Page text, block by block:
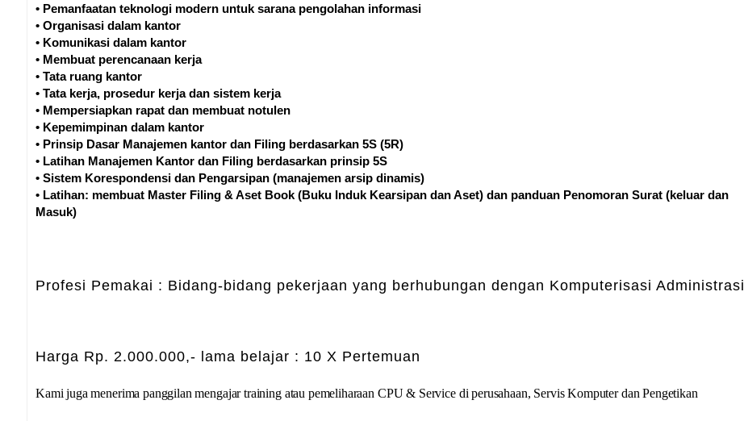
• Pemanfaatan teknologi modern untuk sarana pengolahan informasi
• Organisasi dalam kantor
• Komunikasi dalam kantor
• Membuat perencanaan kerja
• Tata ruang kantor
• Tata kerja, prosedur kerja dan sistem kerja
• Mempersiapkan rapat dan membuat notulen
• Kepemimpinan dalam kantor
• Prinsip Dasar Manajemen kantor dan Filing berdasarkan 5S (5R)
• Latihan Manajemen Kantor dan Filing berdasarkan prinsip 5S
• Sistem Korespondensi dan Pengarsipan (manajemen arsip dinamis)
• Latihan: membuat Master Filing & Aset Book (Buku Induk Kearsipan dan Aset) dan panduan Penomoran Surat (keluar dan
Masuk)
Profesi Pemakai : Bidang-bidang pekerjaan yang berhubungan dengan Komputerisasi Administrasi
Harga Rp. 2.000.000,- lama belajar : 10 X Pertemuan
Kami juga menerima panggilan mengajar training atau pemeliharaan CPU & Service di perusahaan, Servis Komputer dan Pengetikan